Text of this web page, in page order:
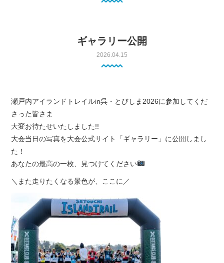
ギャラリー公開
2026.04.15
瀬戸内アイランドトレイルin呉・とびしま2026に参加してくだ
さった皆さま
大変お待たせいたしました!!
大会当日の写真を大会公式サイト「ギャラリー」に公開しまし
た！
あなたの最高の一枚、見つけてください
＼また走りたくなる景色が、ここに／